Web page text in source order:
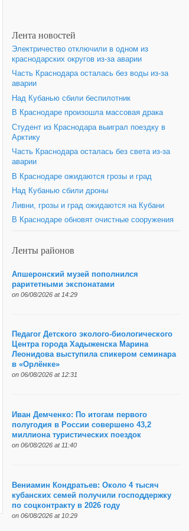
Лента новостей
Электричество отключили в одном из
краснодарских округов из-за аварии
Часть Краснодара осталась без воды из-за
аварии
Над Кубанью сбили беспилотник
В Краснодаре произошла массовая драка
Студент из Краснодара выиграл поездку в
Арктику
Часть Краснодара осталась без света из-за
аварии
В Краснодаре ожидаются грозы и град
Над Кубанью сбили дроны
Ливни, грозы и град ожидаются на Кубани
В Краснодаре обновят очистные сооружения
Ленты районов
Апшеронский музей пополнился
раритетными экспонатами
on 06/08/2026 at 14:29
Педагог Детского эколого-биологического
Центра города Хадыженска Марина
Леонидова выступила спикером семинара
в «Орлёнке»
on 06/08/2026 at 12:31
Иван Демченко: По итогам первого
полугодия в России совершено 43,2
миллиона туристических поездок
on 06/08/2026 at 11:40
Вениамин Кондратьев: Около 4 тысяч
кубанских семей получили господдержку
по соцконтракту в 2026 году
on 06/08/2026 at 10:29